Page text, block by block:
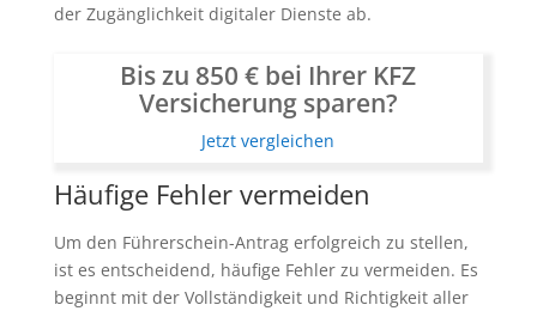
der Zugänglichkeit digitaler Dienste ab.
Bis zu 850 € bei Ihrer KFZ
Versicherung sparen?
Jetzt vergleichen
Häufige Fehler vermeiden
Um den Führerschein-Antrag erfolgreich zu stellen,
ist es entscheidend, häufige Fehler zu vermeiden. Es
beginnt mit der Vollständigkeit und Richtigkeit aller